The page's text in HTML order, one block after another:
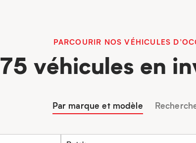
PARCOURIR NOS VÉHICULES
75 véhicules en
Par marque et modèle